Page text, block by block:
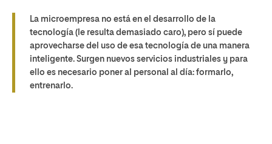
La microempresa no está en el desarrollo de la
tecnología (le resulta demasiado caro), pero sí puede
aprovecharse del uso de esa tecnología de una manera
inteligente. Surgen nuevos servicios industriales y para
ello es necesario poner al personal al día: formarlo,
entrenarlo.